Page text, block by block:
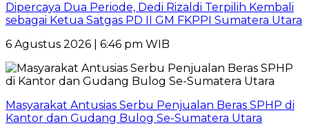
Dipercaya Dua Periode, Dedi Rizaldi Terpilih Kembali
sebagai Ketua Satgas PD II GM FKPPI Sumatera Utara
6 Agustus 2026 | 6:46 pm WIB
Masyarakat Antusias Serbu Penjualan Beras SPHP di
Kantor dan Gudang Bulog Se-Sumatera Utara